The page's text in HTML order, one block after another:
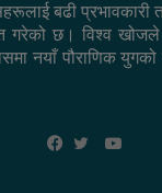
बढी प्रभावकारी
गरेको छ। विश्व खोजले
नयाँ पौराणिक